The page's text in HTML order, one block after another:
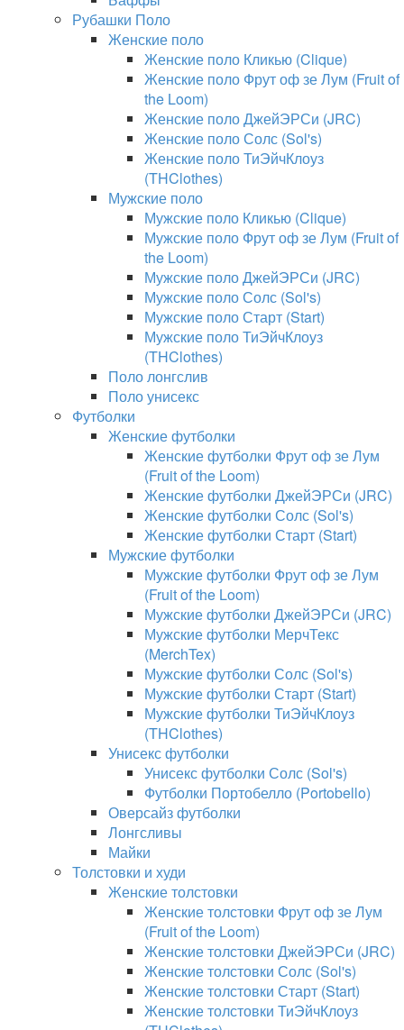
Рубашки Поло
Женские поло
Женские поло Кликью (Clique)
Женские поло Фрут оф зе Лум (Fruit of
the Loom)
Женские поло ДжейЭРСи (JRC)
Женские поло Солс (Sol's)
Женские поло ТиЭйчКлоуз
(THClothes)
Мужские поло
Мужские поло Кликью (Clique)
Мужские поло Фрут оф зе Лум (Fruit of
the Loom)
Мужские поло ДжейЭРСи (JRC)
Мужские поло Солс (Sol's)
Мужские поло Старт (Start)
Мужские поло ТиЭйчКлоуз
(THClothes)
Поло лонгслив
Поло унисекс
Футболки
Женские футболки
Женские футболки Фрут оф зе Лум
(Fruit of the Loom)
Женские футболки ДжейЭРСи (JRC)
Женские футболки Солс (Sol's)
Женские футболки Старт (Start)
Мужские футболки
Мужские футболки Фрут оф зе Лум
(Fruit of the Loom)
Мужские футболки ДжейЭРСи (JRC)
Мужские футболки МерчТекс
(MerchTex)
Мужские футболки Солс (Sol's)
Мужские футболки Старт (Start)
Мужские футболки ТиЭйчКлоуз
(THClothes)
Унисекс футболки
Унисекс футболки Солс (Sol's)
Футболки Портобелло (Portobello)
Оверсайз футболки
Лонгсливы
Майки
Толстовки и худи
Женские толстовки
Женские толстовки Фрут оф зе Лум
(Fruit of the Loom)
Женские толстовки ДжейЭРСи (JRC)
Женские толстовки Солс (Sol's)
Женские толстовки Старт (Start)
Женские толстовки ТиЭйчКлоуз